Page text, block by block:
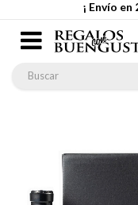
¡ Envío